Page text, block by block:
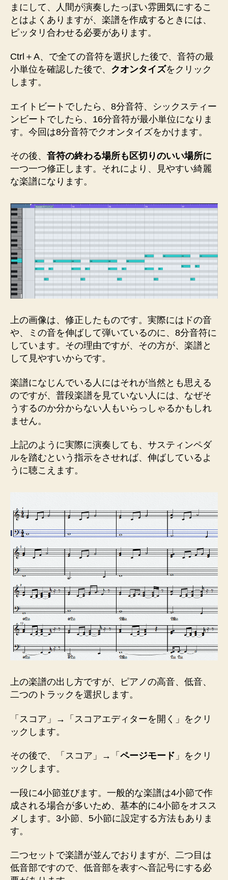
まにして、人間が演奏したっぽい雰囲気にするこ
とはよくありますが、楽譜を作成するときには、
ピッタリ合わせる必要があります。
Ctrl＋A、で全ての音符を選択した後で、音符の最
小単位を確認した後で、 クオンタイズをクリック
します。
エイトビートでしたら、8分音符、シックスティー
ンビートでしたら、16分音符が最小単位になりま
す。今回は8分音符でクオンタイズをかけます。
その後、 音符の終わる場所も区切りのいい場所に
一つ一つ修正します。それにより、見やすい綺麗
な楽譜になります。
上の画像は、修正したものです。実際にはドの音
や、ミの音を伸ばして弾いているのに、8分音符に
しています。その理由ですが、その方が、楽譜と
して見やすいからです。
楽譜になじんでいる人にはそれが当然とも思える
のですが、普段楽譜を見ていない人には、なぜそ
うするのか分からない人もいらっしゃるかもしれ
ません。
上記のように実際に演奏しても、サスティンペダ
ルを踏むという指示をさせれば、伸ばしているよ
うに聴こえます。
上の楽譜の出し方ですが、ピアノの高音、低音、
二つのトラックを選択します。
「スコア」→「スコアエディターを開く」をクリ
ックします。
その後で、「スコア」→「 ページモード 」をクリ
ックします。
一段に4小節並びます。一般的な楽譜は4小節で作
成される場合が多いため、基本的に4小節をオスス
メします。3小節、5小節に設定する方法もありま
す。
二つセットで楽譜が並んでおりますが、二つ目は
低音部ですので、低音部を表すへ音記号にする必